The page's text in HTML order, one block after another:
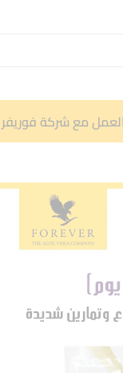
العمل مع شركة فوريفر